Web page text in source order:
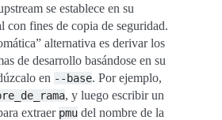
se establece en su
con fines de copia de seguridad.
alternativa es derivar los
de desarrollo basándose en su
en --base. Por ejemplo,
, y luego escribir un
extraer pmu del nombre de la